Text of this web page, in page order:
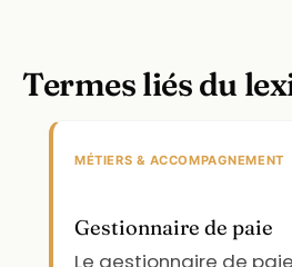
Termes liés du
MÉTIERS & ACCOMPAGNEMENT
Gestionnaire de paie
Le gestionnaire de